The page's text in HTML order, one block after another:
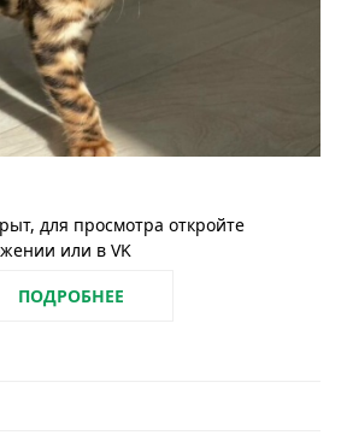
для просмотра откройте
или в VK
ПОДРОБНЕЕ